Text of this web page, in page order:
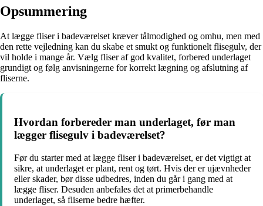
Opsummering
At lægge fliser i badeværelset kræver tålmodighed og omhu, men med
den rette vejledning kan du skabe et smukt og funktionelt flisegulv, der
vil holde i mange år. Vælg fliser af god kvalitet, forbered underlaget
grundigt og følg anvisningerne for korrekt lægning og afslutning af
fliserne.
Hvordan forbereder man underlaget, før man
lægger flisegulv i badeværelset?
Før du starter med at lægge fliser i badeværelset, er det vigtigt at
sikre, at underlaget er plant, rent og tørt. Hvis der er ujævnheder
eller skader, bør disse udbedres, inden du går i gang med at
lægge fliser. Desuden anbefales det at primerbehandle
underlaget, så fliserne bedre hæfter.